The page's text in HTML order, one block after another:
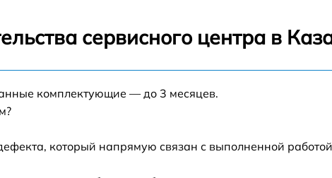
от 60 мин
сервисного центра в
комплектующие — до 3 месяцев.
который напрямую связан с выполненной